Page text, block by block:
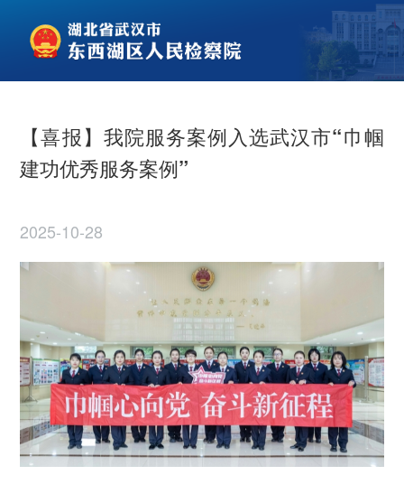
【喜报】我院服务案例入选武汉市“巾帼
建功优秀服务案例”
2025-10-28